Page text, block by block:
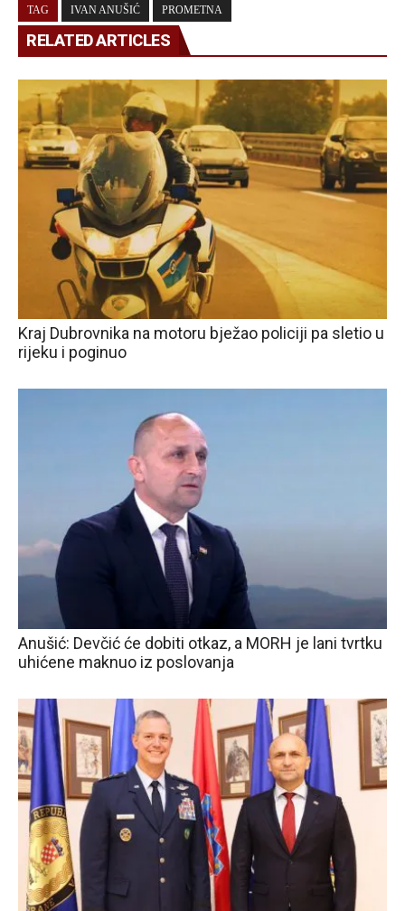
TAG IVAN ANUŠIĆ PROMETNA
RELATED ARTICLES
Kraj Dubrovnika na motoru bježao policiji pa sletio u
rijeku i poginuo
Anušić: Devčić će dobiti otkaz, a MORH je lani tvrtku
uhićene maknuo iz poslovanja